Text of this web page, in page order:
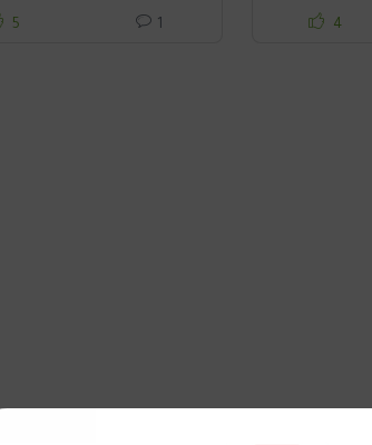
5 1 4